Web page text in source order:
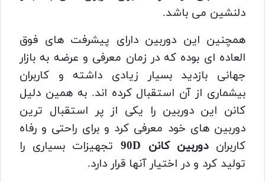
دلنشین می باشد.
همچنین این دوربین دارای پیشرفت های فوق
العاده ای بوده که در زمان معرفی و عرضه به بازار
جهانی بازدید بسیار زیادی داشته و کاربران
بیشماری از آن استقبال کرده اند.به همین دلیل
کانن این دوربین را یکی از پر استقبال ترین
دوربین های خود معرفی کرد و برای راحتی و رفاه
کاربراندوربین کانن 90D
تجهیزات بسیاری را
تولید کرد و در اختیار آنها قرار دارد.